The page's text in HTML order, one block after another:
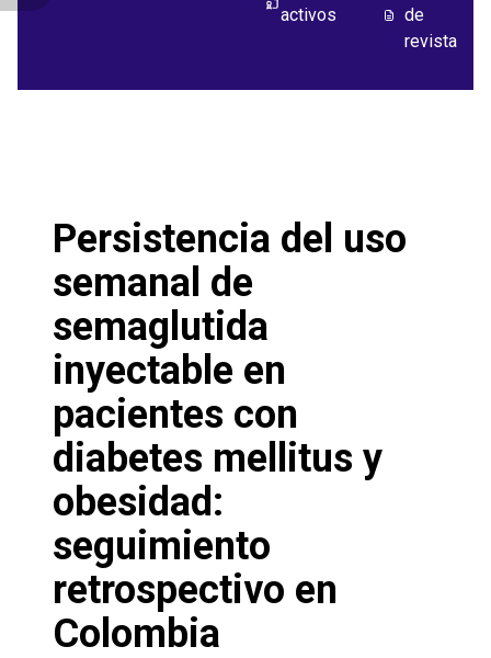
activos
de
revista
Persistencia del uso
semanal de
semaglutida
inyectable en
pacientes con
diabetes mellitus y
obesidad:
seguimiento
retrospectivo en
Colombia